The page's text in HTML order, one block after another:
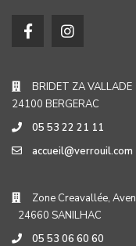
BRIDET ZA VALLADE
24100 BERGERAC
05 53 22 21 11
accueil@verrouil.com
Zone Creavallée,
24660 SANILHAC
05 53 06 60 60